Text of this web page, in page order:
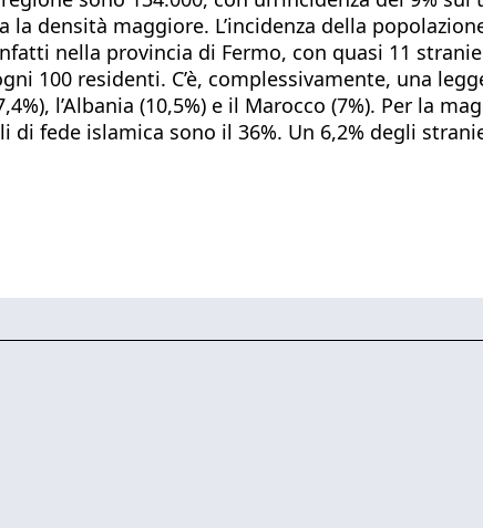
densità maggiore. L’incidenza della
nella provincia di Fermo, con quasi 11
100 residenti. C’è, complessivamente, una
l’Albania (10,5%) e il Marocco (7%). Per la
fede islamica sono il 36%. Un 6,2% degli